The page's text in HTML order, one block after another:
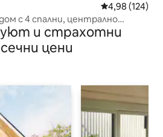
Средна
4,98 (124)
с 4 спални, централно
и страхотни
цени